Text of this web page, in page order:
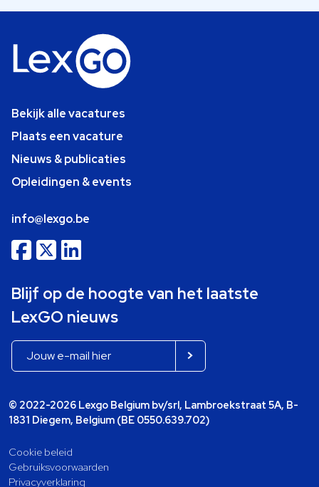
Bekijk alle vacatures
Plaats een vacature
Nieuws & publicaties
Opleidingen & events
info@lexgo.be
Blijf op de hoogte van het laatste
LexGO nieuws
© 2022-2026 Lexgo Belgium bv/srl, Lambroekstraat 5A, B-
1831 Diegem, Belgium (BE 0550.639.702)
Cookie beleid
Gebruiksvoorwaarden
Privacyverklaring